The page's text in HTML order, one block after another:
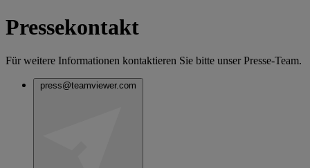
Pressekontakt
Für weitere Informationen kontaktieren Sie bitte unser Presse-Team.
press@teamviewer.com